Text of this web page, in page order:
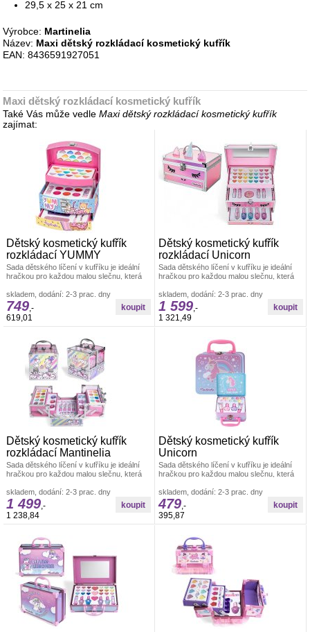
29,5 x 25 x 21 cm
Výrobce: Martinelia
Název: Maxi dětský rozkládací kosmetický kufřík
EAN: 8436591927051
Maxi dětský rozkládací kosmetický kufřík
Také Vás může vedleMaxi dětský rozkládací kosmetický kufřík
zajímat:
Dětský kosmetický kufřík
rozkládací YUMMY
Sada dětského líčení v kufříku je ideální
hračkou pro každou malou slečnu, která
skladem, dodání: 2-3 prac. dny
749,-
619,01
Dětský kosmetický kufřík
rozkládací Unicorn
Sada dětského líčení v kufříku je ideální
hračkou pro každou malou slečnu, která
skladem, dodání: 2-3 prac. dny
1 599,-
1 321,49
Dětský kosmetický kufřík
rozkládací Mantinelia
Sada dětského líčení v kufříku je ideální
hračkou pro každou malou slečnu, která
skladem, dodání: 2-3 prac. dny
1 499,-
1 238,84
Dětský kosmetický kufřík
Unicorn
Sada dětského líčení v kufříku je ideální
hračkou pro každou malou slečnu, která
skladem, dodání: 2-3 prac. dny
479,-
395,87